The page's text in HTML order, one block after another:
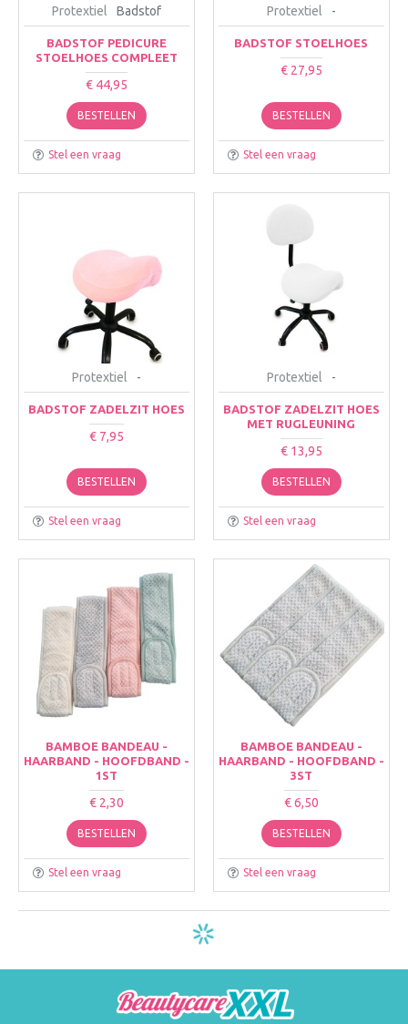
Protextiel Badstof
BADSTOF PEDICURE
STOELHOES COMPLEET
€ 44,95
BESTELLEN
Stel een vraag
Protextiel -
BADSTOF STOELHOES
€ 27,95
BESTELLEN
Stel een vraag
Protextiel -
BADSTOF ZADELZIT HOES
€ 7,95
BESTELLEN
Stel een vraag
Protextiel -
BADSTOF ZADELZIT HOES
MET RUGLEUNING
€ 13,95
BESTELLEN
Stel een vraag
BAMBOE BANDEAU -
HAARBAND - HOOFDBAND -
1ST
€ 2,30
BESTELLEN
Stel een vraag
BAMBOE BANDEAU -
HAARBAND - HOOFDBAND -
3ST
€ 6,50
BESTELLEN
Stel een vraag